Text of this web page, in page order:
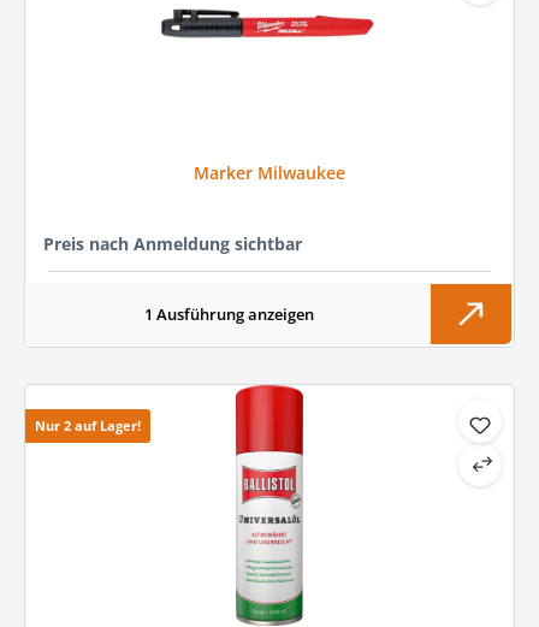
Marker Milwaukee
Preis nach Anmeldung sichtbar
1 Ausführung anzeigen
Nur 2 auf Lager!